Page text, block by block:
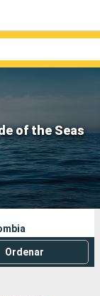
of the Seas
Compañías
Ordenar